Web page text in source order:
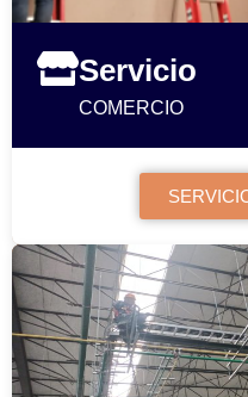
Servicio
COMERCIO